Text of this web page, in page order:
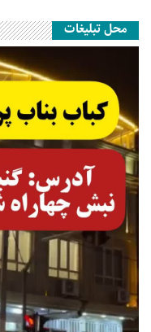
محل تبلیغات